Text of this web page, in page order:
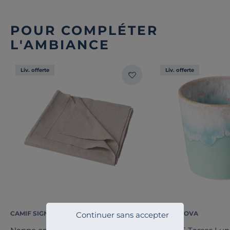
Continuer sans accepter
POUR COMPLÉTER
L'AMBIANCE
Liv. offerte
CAMIF SIGNATURE
Liv. offerte
COSTA NOVA